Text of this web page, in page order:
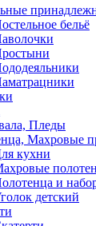
бельё
Пледы
Махровые
кухни
и
детский